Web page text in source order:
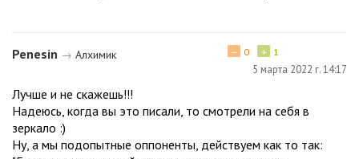
Penesin → Алхимик + 1
− 0
5 марта 2022 г. 14:17
Лучше и не скажешь!!!
Надеюсь, когда вы это писали, то смотрели на себя в
зеркало :)
Ну, а мы подопытные оппоненты, действуем как то так: